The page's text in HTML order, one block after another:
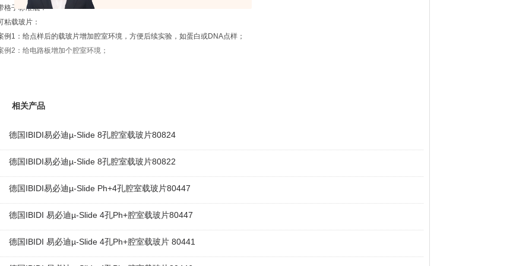
格子标准底：
粘载玻片：
例1：给点样后的载玻片增加腔室环境，方便后续实验，如蛋白或DNA点样；
例2：给电路板增加个腔室环境；
相关产品
德国IBIDI易必迪µ-Slide 8孔腔室载玻片80824
德国IBIDI易必迪µ-Slide 8孔腔室载玻片80822
德国IBIDI易必迪µ-Slide Ph+4孔腔室载玻片80447
德国IBIDI 易必迪µ-Slide 4孔Ph+腔室载玻片80447
德国IBIDI 易必迪µ-Slide 4孔Ph+腔室载玻片 80441